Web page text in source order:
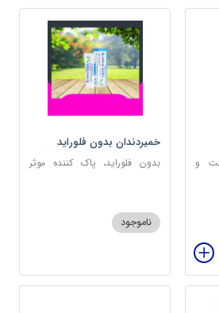
و
خمیردندان بدون فلوراید
آلفادنت
بدون فلوراید، پاک کننده موثر
ناموجود